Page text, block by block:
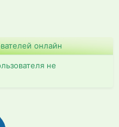
онлайн
не